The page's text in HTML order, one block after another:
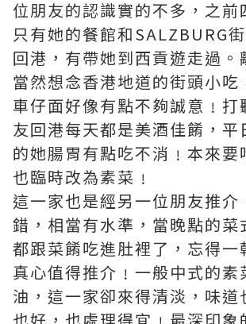
位朋友的認識實的不多，之前
只有她的餐館和SALZBURG
回港，有帶她到西貢遊走過。
當然想念香港地道的街頭小吃
車仔面好像有點不夠誠意﹗打
友回港每天都是美酒佳餚，平
的她腸胃有點吃不消﹗本來要
也臨時改為素菜﹗
這一家也是經另一位朋友推介
錯，相當有水準，當晚點的菜
都跟菜餚吃進肚裡了，忘得一
真心值得推介﹗一般中式的素
油，這一家卻來得清淡，味道